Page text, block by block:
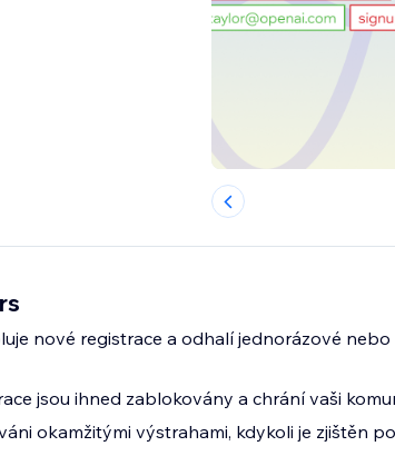
nové registrace a odhalí jednorázové nebo
jsou ihned zablokovány a chrání vaši
okamžitými výstrahami, kdykoli je zjištěn